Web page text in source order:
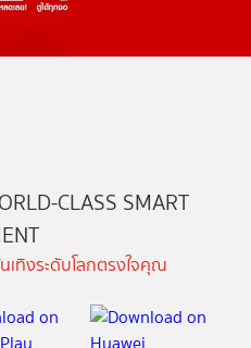
CLASS SMART
ทิงระดับโลกตรงใจคุณ